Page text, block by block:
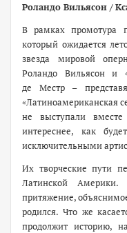
Роландо Вильясон /
В рамках промотура
который ожидается
звезда мировой
Роландо Вильясон и
де Местр –
«Латиноамериканская
не выступали
интереснее, как
исключительными
Их творческие пути
Латинской Америки.
притяжение,
родился. Что же
продолжит историю,